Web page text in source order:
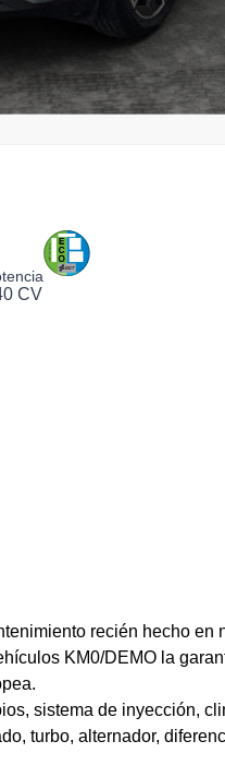
CV
recién hecho en
KM0/DEMO la
sistema de inyección,
turbo, alternador,